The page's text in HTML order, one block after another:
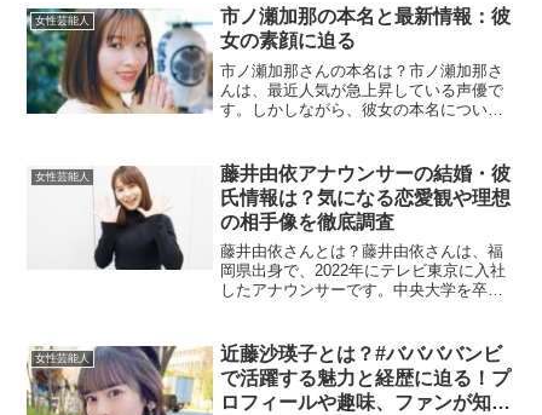
当時、すでに芸能活動を行っており、学
業と両立する努力をされ...
女性芸能人
市ノ瀬加那の本名と最新情報：彼
女の素顔に迫る
市ノ瀬加那さんの本名は？市ノ瀬加那さ
んは、最近人気が急上昇している声優で
す。しかしながら、彼女の本名について
で、プライバシーを尊重する意味でも本
名に関する情報は公開されて...
女性芸能人
藤井由依アナウンサーの結婚・彼
氏情報は？気になる恋愛観や理想
の相手像を徹底調査
藤井由依さんとは？藤井由依さんは、福
岡県出身で、2022年にテレビ東京に入社
したアナウンサーです。中央大学を卒業
の経験が、現在のアナウンサーとしての
活動に活きているの...
女性芸能人
近藤沙瑛子とは？#ババババンビ
で活躍する魅力と経歴に迫る！プ
ロフィールや趣味、ファンが知り